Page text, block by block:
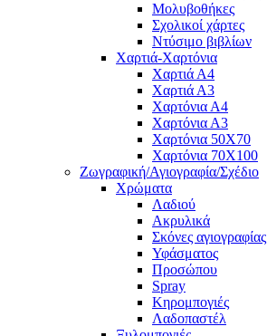
Μολυβοθήκες
Σχολικοί χάρτες
Ντύσιμο βιβλίων
Χαρτιά-Χαρτόνια
Χαρτιά Α4
Χαρτιά Α3
Χαρτόνια Α4
Χαρτόνια Α3
Χαρτόνια 50Χ70
Χαρτόνια 70Χ100
Ζωγραφική/Αγιογραφία/Σχέδιο
Χρώματα
Λαδιού
Ακρυλικά
Σκόνες αγιογραφίας
Υφάσματος
Προσώπου
Spray
Κηρομπογιές
Λαδοπαστέλ